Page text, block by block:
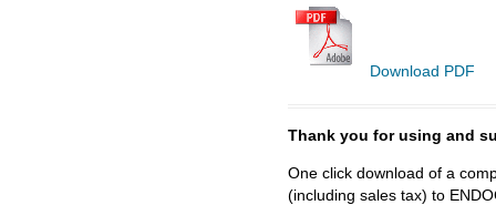
Download PDF
Thank you for using and
One click download of a
(including sales tax) to